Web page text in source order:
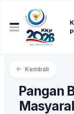
Kembali
Pangan